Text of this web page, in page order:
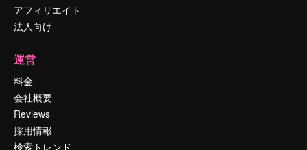
アフィリエイト
法人向け
運営
料金
会社概要
Reviews
採用情報
検索トレンド